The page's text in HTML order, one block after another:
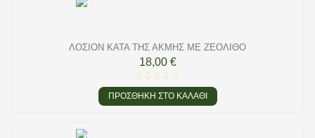
ΛΟΣΙΌΝ ΚΑΤΆ ΤΗΣ ΑΚΜΉΣ ΜΕ ΖΕΌΛΙΘΟ
18,00 €
ΠΡΟΣΘΉΚΗ ΣΤΟ ΚΑΛΆΘΙ